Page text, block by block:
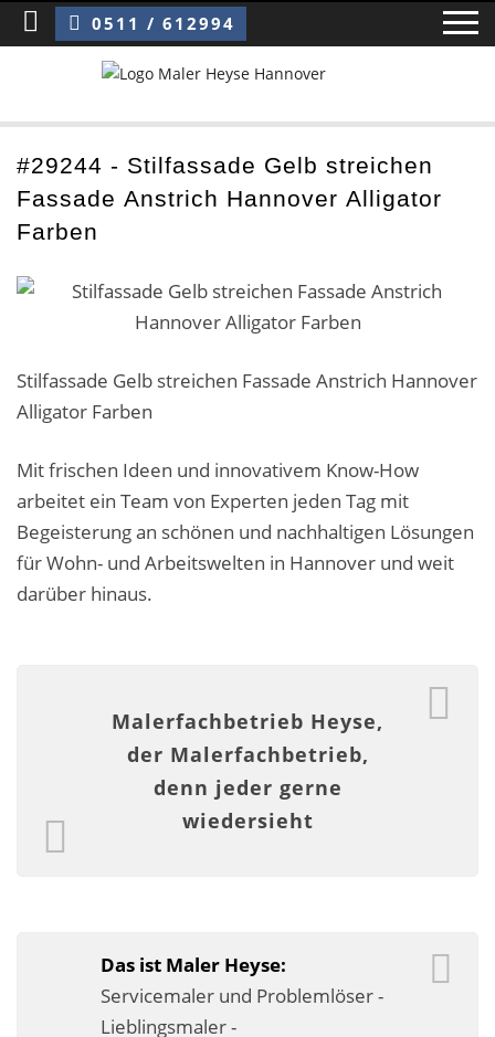
Sie sind hier:Stilfassade Gelb streichen Fassade Anstrich Hannover Alligator Farben
0511 / 612994
Home
Blog
Über uns
Referenzen und Kundenbewertungen
Storytelling
Malerarbeiten in der Region
Stellenangebote: Maler-Facharbeiter gesucht
Stellenangebot: Backoffice Manager/in
Betonoptik
Bodenbeläge & Designböden
Echtmetalloptik
Fassadensanierung
#29244 - Stilfassade Gelb streichen
Fassade Anstrich Hannover Alligator
Farben
Stilfassade Gelb streichen Fassade Anstrich Hannover
Alligator Farben
Mit frischen Ideen und innovativem Know-How
arbeitet ein Team von Experten jeden Tag mit
Begeisterung an schönen und nachhaltigen Lösungen
für Wohn- und Arbeitswelten in Hannover und weit
darüber hinaus.
Malerfachbetrieb Heyse,
der Malerfachbetrieb,
denn jeder gerne
wiedersieht
Das ist Maler Heyse:
Servicemaler und Problemlöser -
Lieblingsmaler -